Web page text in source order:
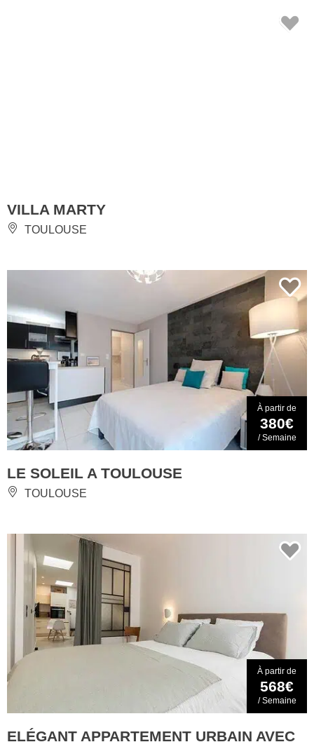
VILLA MARTY
TOULOUSE
À partir de
380€
/ Semaine
LE SOLEIL A TOULOUSE
TOULOUSE
À partir de
568€
/ Semaine
ELÉGANT APPARTEMENT URBAIN AVEC